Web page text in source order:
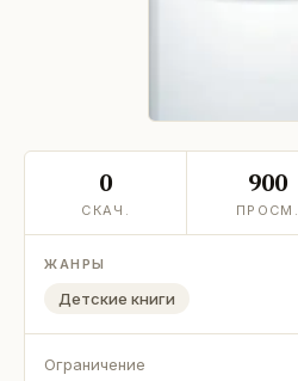
0
СКАЧ.
900
ПРОСМ.
ЖАНРЫ
Детские книги
Ограничение